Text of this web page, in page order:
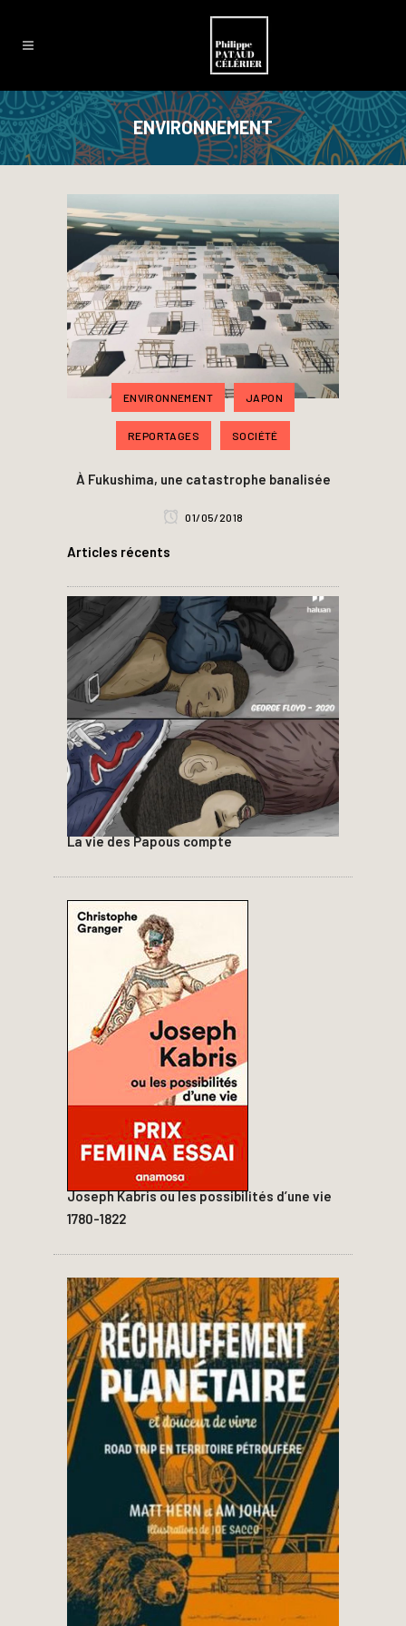
ENVIRONNEMENT
ENVIRONNEMENT JAPON
REPORTAGES SOCIÉTÉ
À Fukushima, une catastrophe banalisée
01/05/2018
Articles récents
La vie des Papous compte
Joseph Kabris ou les possibilités d’une vie
1780-1822